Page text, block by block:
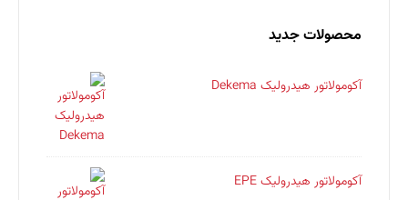
محصولات جدید
آکومولاتور هیدرولیک Dekema
آکومولاتور هیدرولیک EPE